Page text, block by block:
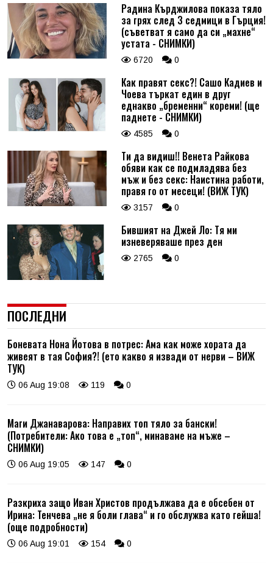
Радина Кърджилова показа тяло
за грях след 3 седмици в Гърция!
(съветват я само да си „махне“
устата - СНИМКИ)
6720 0
Как правят секс?! Сашо Кадиев и
Чоева търкат един в друг
еднакво „бременни“ кореми! (ще
паднете - СНИМКИ)
4585 0
Ти да видиш!! Венета Райкова
обяви как се подмладява без
мъж и без секс: Наистина работи,
правя го от месеци! (ВИЖ ТУК)
3157 0
Бившият на Джей Ло: Тя ми
изневеряваше през ден
2765 0
ПОСЛЕДНИ
Боневата Нона Йотова в потрес: Ама как може хората да
живеят в тая София?! (ето какво я извади от нерви – ВИЖ
ТУК)
06 Aug 19:08 119 0
Маги Джанаварова: Направих топ тяло за бански!
(Потребители: Ако това е „топ“, минаваме на мъже –
СНИМКИ)
06 Aug 19:05 147 0
Разкриха защо Иван Христов продължава да е обсебен от
Ирина: Тенчева „не я боли глава“ и го обслужва като гейша!
(още подробности)
06 Aug 19:01 154 0